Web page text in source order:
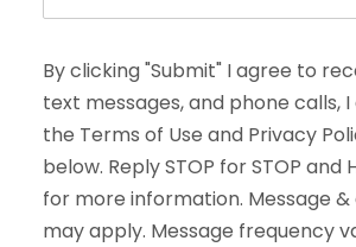
By clicking "Submit" I agree to
text messages, and phone calls,
the Terms of Use and Privacy
below. Reply STOP for STOP and
for more information. Message
may apply. Message frequency